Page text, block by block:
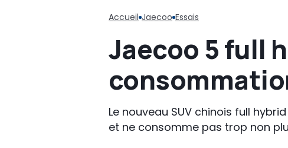
Accueil Jaecoo Essais
Jaecoo 5 full
Le nouveau SUV chinois full
et ne consomme pas trop non